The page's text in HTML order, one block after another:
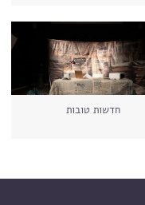
חדשות טובות